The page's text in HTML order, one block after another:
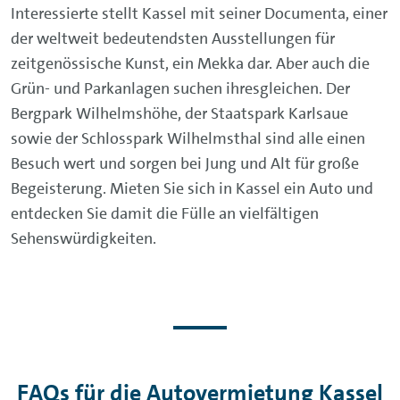
Interessierte stellt Kassel mit seiner Documenta, einer
der weltweit bedeutendsten Ausstellungen für
zeitgenössische Kunst, ein Mekka dar. Aber auch die
Grün- und Parkanlagen suchen ihresgleichen. Der
Bergpark Wilhelmshöhe, der Staatspark Karlsaue
sowie der Schlosspark Wilhelmsthal sind alle einen
Besuch wert und sorgen bei Jung und Alt für große
Begeisterung. Mieten Sie sich in Kassel ein Auto und
entdecken Sie damit die Fülle an vielfältigen
Sehenswürdigkeiten.
FAQs für die Autovermietung Kassel